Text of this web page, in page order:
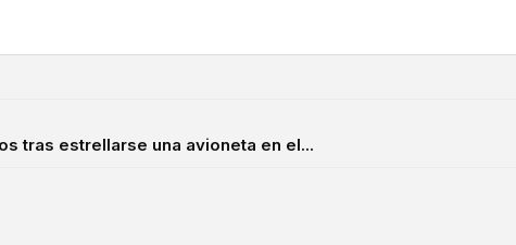
tras estrellarse una avioneta en el...